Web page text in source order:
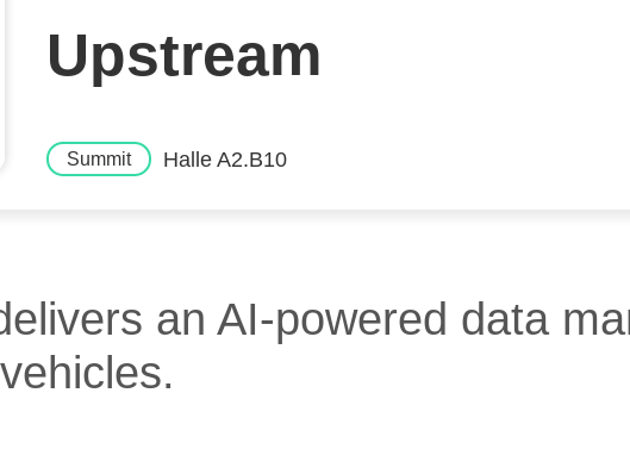
Upstream
Summit Halle A2.B10
an AI-powered data